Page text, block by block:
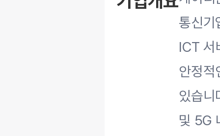
통신기
ICT 서
안정적
있습니
및 5G